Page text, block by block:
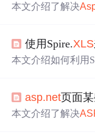
本文介绍了解决
使用Spire.XLS
本文介绍如何利用
asp.net页面
本文介绍了解决